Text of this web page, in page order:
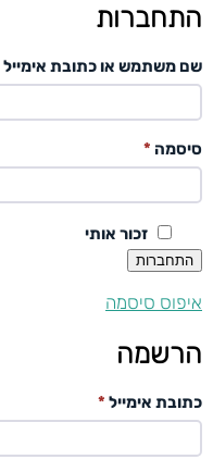
התחברות
שם משתמש או כתובת אימייל
סיסמה *חובה
זכור אותי
התחברות
איפוס סיסמה
הרשמה
כתובת אימייל *חובה